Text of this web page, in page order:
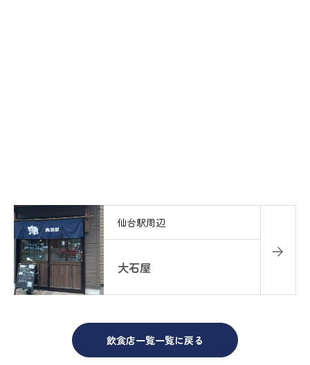
大石屋
仙台駅周辺
飲食店一覧一覧に戻る